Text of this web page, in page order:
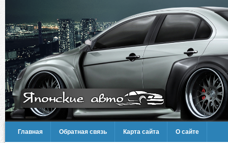
Главная Обратная связь Карта сайта О сайте